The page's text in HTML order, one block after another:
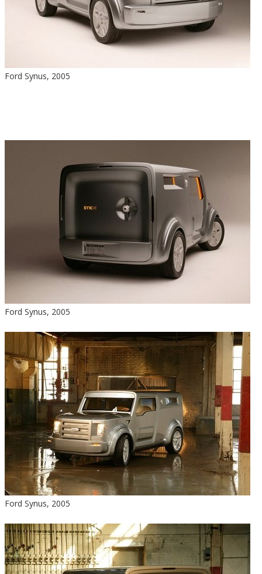
Ford Synus, 2005
Ford Synus, 2005
Ford Synus, 2005